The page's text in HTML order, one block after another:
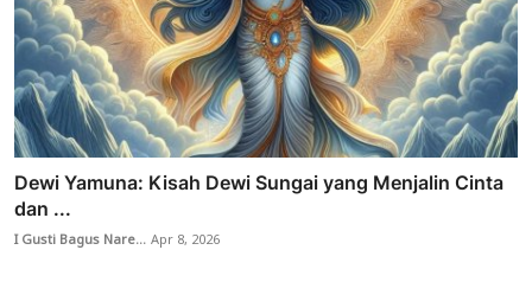
Dewi Yamuna: Kisah Dewi Sungai yang Menjalin Cinta
dan ...
I Gusti Bagus Nare...Apr 8, 2026